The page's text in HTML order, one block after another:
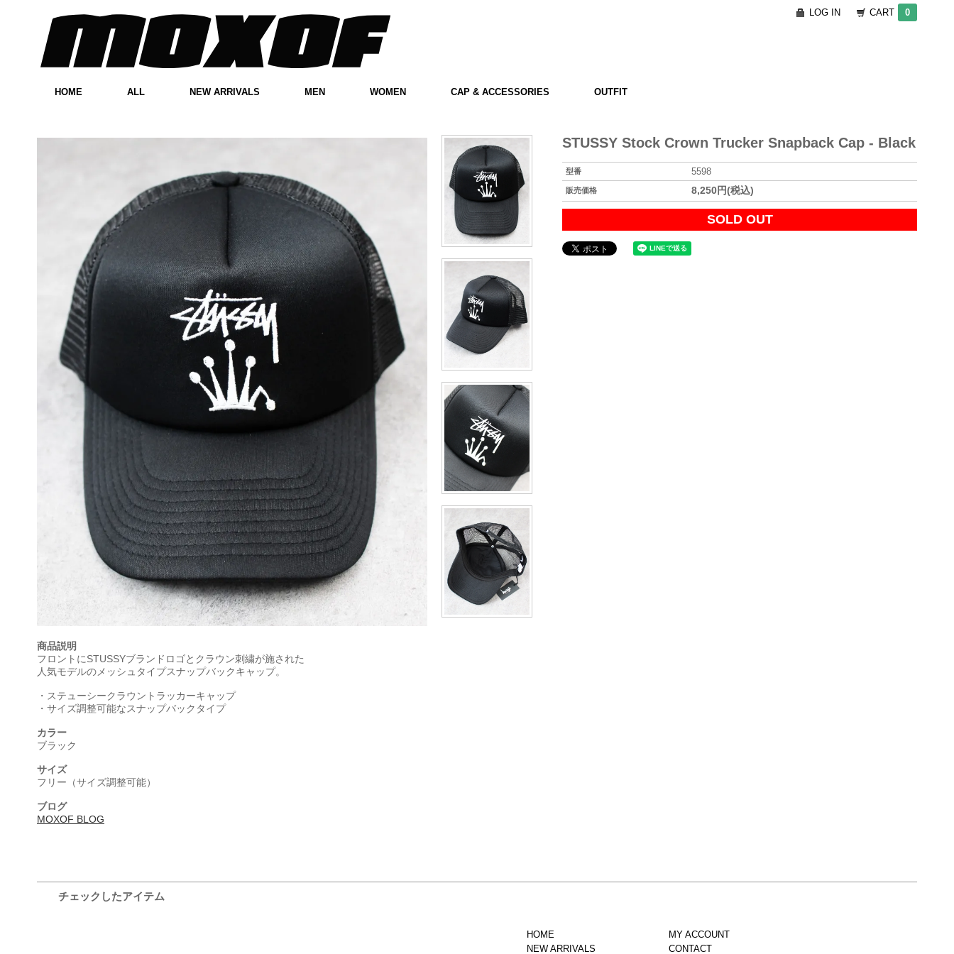
LOG IN CART 0
HOME ALL NEW ARRIVALS MEN WOMEN CAP & ACCESSORIES OUTFIT
STUSSY Stock Crown Trucker Snapback Cap - Black
型番 5598
販売価格 8,250円(税込)
SOLD OUT
商品説明
フロントにSTUSSYブランドロゴとクラウン刺繍が施された
人気モデルのメッシュタイプスナップバックキャップ。
・ステューシークラウントラッカーキャップ
・サイズ調整可能なスナップバックタイプ
カラー
ブラック
サイズ
フリー（サイズ調整可能）
ブログ
MOXOF BLOG
チェックしたアイテム
HOME
NEW ARRIVALS
MY ACCOUNT
CONTACT